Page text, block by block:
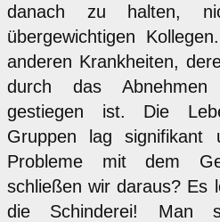
danach zu halten,
übergewichtigen
anderen Krankheiten,
durch das Abnehmen
gestiegen ist. Die
Gruppen lag
Probleme mit dem
schließen wir daraus? Es
die Schinderei! Man